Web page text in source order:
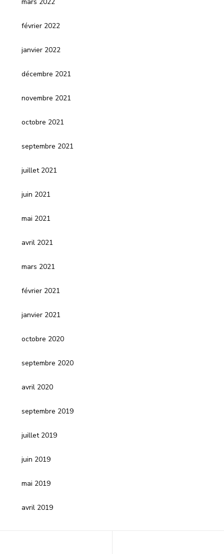
février 2022
janvier 2022
décembre 2021
novembre 2021
octobre 2021
septembre 2021
juillet 2021
juin 2021
mai 2021
avril 2021
mars 2021
février 2021
janvier 2021
octobre 2020
septembre 2020
avril 2020
septembre 2019
juillet 2019
juin 2019
mai 2019
avril 2019